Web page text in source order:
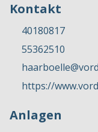
Kontakt
40180817
55362510
https://
Anlagen